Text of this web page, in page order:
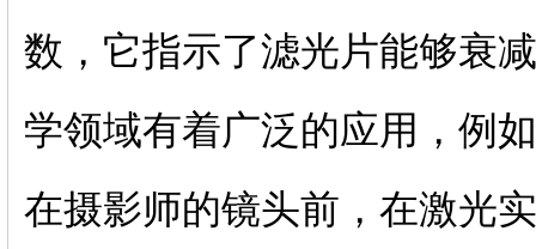
数，它指示了滤光片能够衰
学领域有着广泛的应用，例
在摄影师的镜头前，在激光